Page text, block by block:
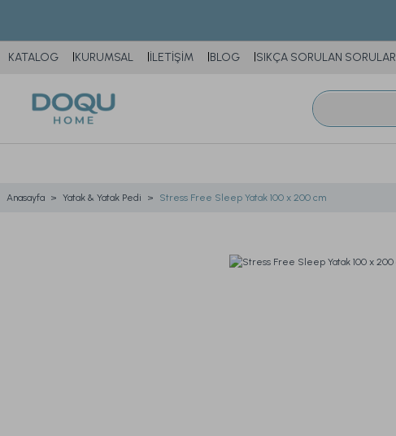
KATALOG KURUMSAL İLETİŞİM BLOG SIKÇA SORULAN SORULAR
Anasayfa Yatak & Yatak Pedi Stress Free Sleep Yatak 100 x 200 cm